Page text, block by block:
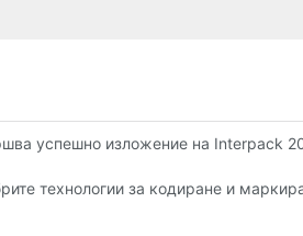
успешно изложение на Interpack
технологии за кодиране и